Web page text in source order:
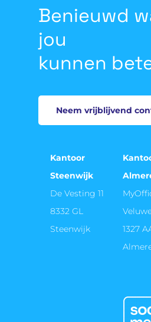
optimalisatie op basis van
aspecten, wat leidt tot
online prestaties.
Benieuwd
jou
kunnen
Neem vrijblijvend
Kantoor
Steenwijk
De Vesting 11
8332 GL
Steenwijk
1327